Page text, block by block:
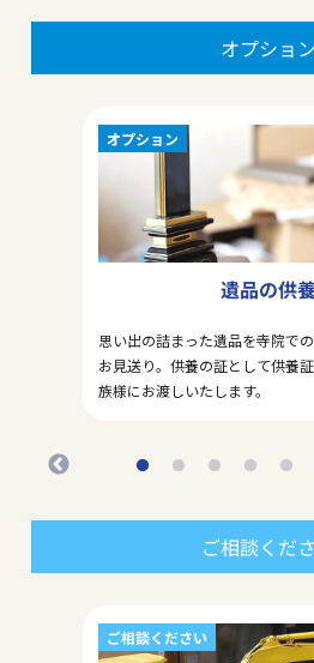
オプション
オプション
遺品の供
思い出の詰まった遺品を寺院で
お見送り。供養の証として供養
族様にお渡しいたします。
ご相談くだ
ご相談ください